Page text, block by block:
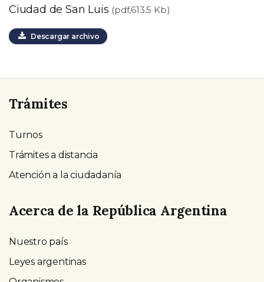
Ciudad de San Luis (pdf,613.5 Kb)
Descargar archivo
Trámites
Turnos
Trámites a distancia
Atención a la ciudadanía
Acerca de la República Argentina
Nuestro país
Leyes argentinas